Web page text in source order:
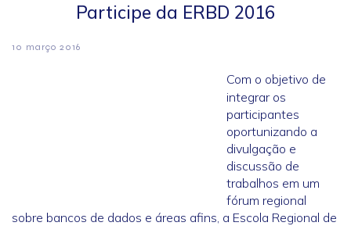
Participe da ERBD 2016
10 março 2016
Com o objetivo de
integrar os
participantes
oportunizando a
divulgação e
discussão de
trabalhos em um
fórum regional
sobre bancos de dados e áreas afins, a Escola Regional de